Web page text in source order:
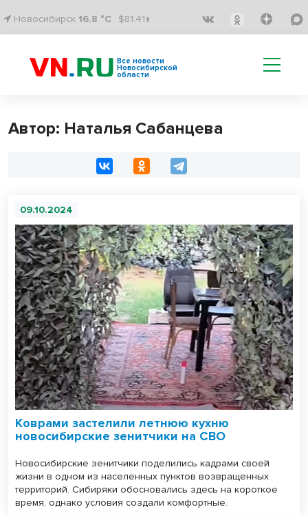
Новосибирск 16.8 °C $81.41↑
Все новости
Новосибирской
области
Автор: Наталья Сабанцева
09.10.2024
Коврами застелили летнюю кухню
новосибирские зенитчики на СВО
Новосибирские зенитчики поделились кадрами своей
жизни в одном из населенных пунктов возвращенных
территорий. Сибиряки обосновались здесь на короткое
время, однако условия создали комфортные.